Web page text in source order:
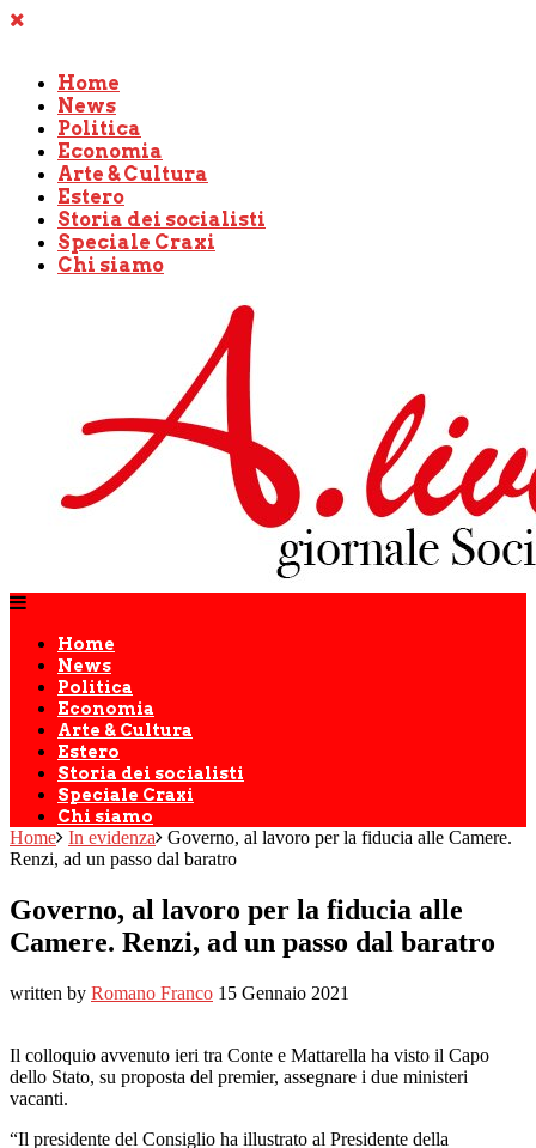
Home
News
Politica
Economia
Arte & Cultura
Estero
Storia dei socialisti
Speciale Craxi
Chi siamo
Home
News
Politica
Economia
Arte & Cultura
Estero
Storia dei socialisti
Speciale Craxi
Chi siamo
Home In evidenza
Governo, al lavoro per la fiducia alle Camere.
Renzi, ad un passo dal baratro
Governo, al lavoro per la fiducia alle
Camere. Renzi, ad un passo dal baratro
written by Romano Franco 15 Gennaio 2021
Il colloquio avvenuto ieri tra Conte e Mattarella ha visto il Capo
dello Stato, su proposta del premier, assegnare i due ministeri
vacanti.
“Il presidente del Consiglio ha illustrato al Presidente della